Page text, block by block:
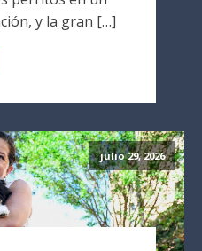
y la gran […]
julio 29, 2026